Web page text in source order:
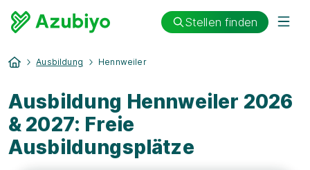
Stellen finden
Ausbildung Hennweiler
Ausbildung Hennweiler 2026
& 2027: Freie
Ausbildungsplätze